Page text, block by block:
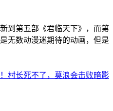
到第五部《君临天下》，而第
无数动漫迷期待的动画，但是